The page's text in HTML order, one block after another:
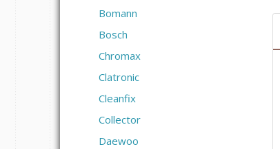
Bomann
Bosch
Chromax
Clatronic
Cleanfix
Collector
Daewoo